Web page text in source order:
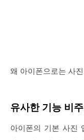
왜 아이폰으로는 사
유사한 기능 비
아이폰의 기본 사진